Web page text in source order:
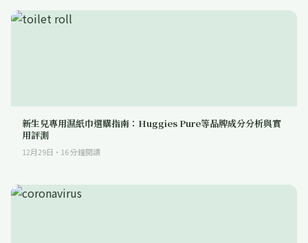
新生兒專用濕紙巾選購指南：Huggies Pure等品牌成分分析與實
用評測
12月29日 · 16分鐘閱讀